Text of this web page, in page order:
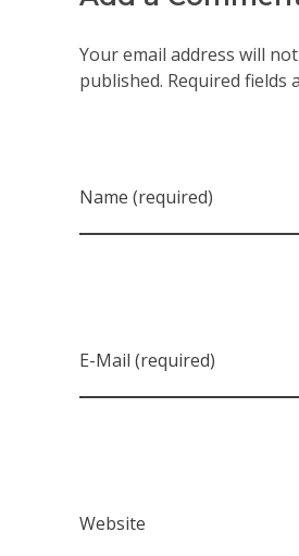
Your email address will
published. Required fields
Name (required)
E-Mail (required)
Website